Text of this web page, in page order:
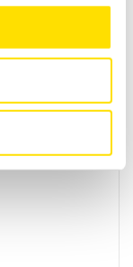
MTI
reläer
samt för
MER